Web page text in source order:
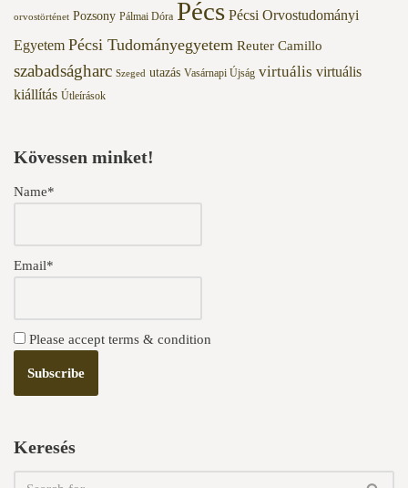
orvostörténet Pozsony Pálmai Dóra Pécs Pécsi Orvostudományi
Egyetem Pécsi Tudományegyetem Reuter Camillo
szabadságharc Szeged utazás Vasárnapi Újság virtuális virtuális
kiállítás Útleírások
Kövessen minket!
Name*
Email*
Please accept terms & condition
Keresés